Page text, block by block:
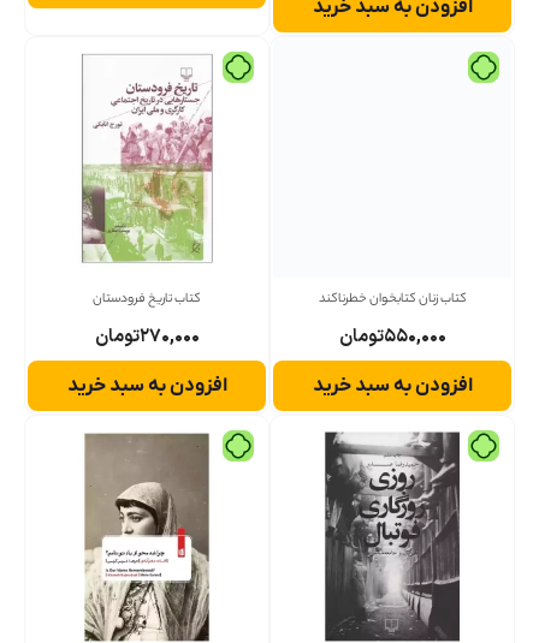
افزودن به سبد خرید
کتاب زنان کتابخوان خطرناکند
۵۵۰,۰۰۰تومان
افزودن به سبد خرید
کتاب تاریخ فرودستان
۲۷۰,۰۰۰تومان
افزودن به سبد خرید